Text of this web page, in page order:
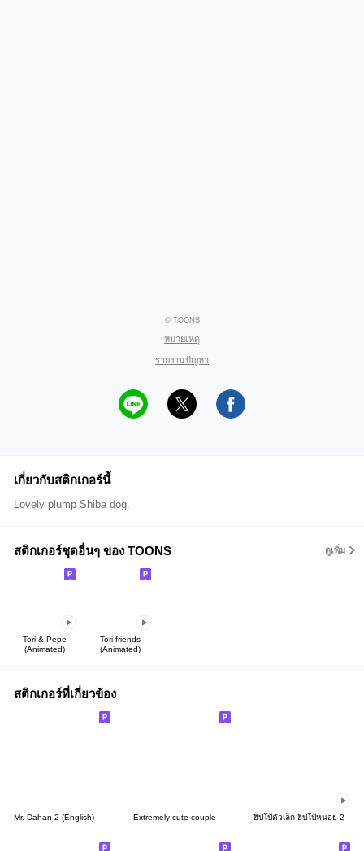
© TOONS
หมายเหตุ
รายงานปัญหา
เกี่ยวกับสติกเกอร์นี้
Lovely plump Shiba dog.
สติกเกอร์ชุดอื่นๆ ของ TOONS ดูเพิ่ม
Tori & Pepe
(Animated)
Tori friends
(Animated)
สติกเกอร์ที่เกี่ยวข้อง
Mr. Dahan 2 (English) Extremely cute couple ฮิปโป้ตัวเล็ก ฮิปโป้หน่อย 2